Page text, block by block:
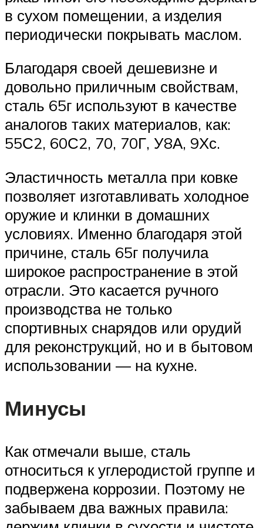
в сухом помещении, а изделия
периодически покрывать маслом.
Благодаря своей дешевизне и
довольно приличным свойствам,
сталь 65г используют в качестве
аналогов таких материалов, как:
55С2, 60С2, 70, 70Г, У8А, 9Хс.
Эластичность металла при ковке
позволяет изготавливать холодное
оружие и клинки в домашних
условиях. Именно благодаря этой
причине, сталь 65г получила
широкое распространение в этой
отрасли. Это касается ручного
производства не только
спортивных снарядов или орудий
для реконструкций, но и в бытовом
использовании — на кухне.
Минусы
Как отмечали выше, сталь
относиться к углеродистой группе и
подвержена коррозии. Поэтому не
забываем два важных правила: